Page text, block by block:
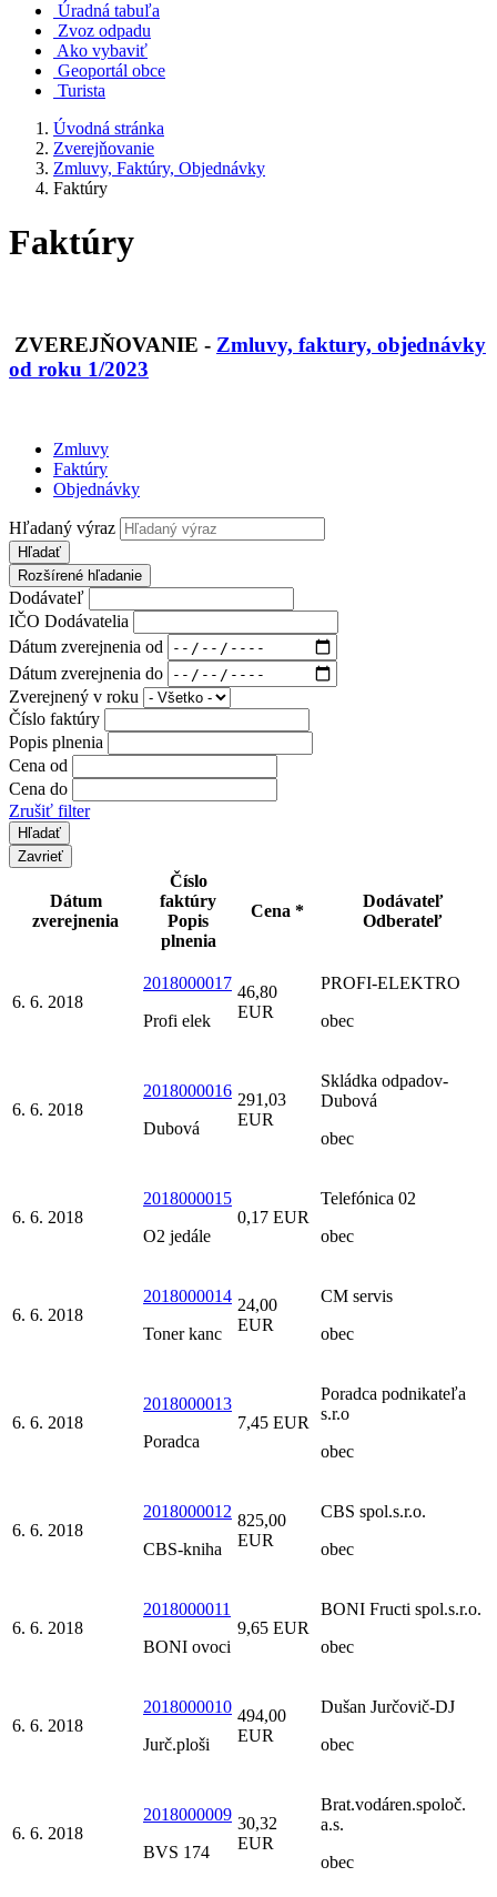
Úradná tabuľa
Zvoz odpadu
Ako vybaviť
Geoportál obce
Turista
Úvodná stránka
Zverejňovanie
Zmluvy, Faktúry, Objednávky
Faktúry
Faktúry
ZVEREJŇOVANIE - Zmluvy, faktury, objednávky
od roku 1/2023
Zmluvy
Faktúry
Objednávky
Hľadaný výraz
Hľadať
Rozšírené hľadanie
Dodávateľ
IČO Dodávatelia
Dátum zverejnenia od
Dátum zverejnenia do
Zverejnený v roku
Číslo faktúry
Popis plnenia
Cena od
Cena do
Zrušiť filter
Zavrieť
Dátum
zverejnenia
Číslo
faktúry
Popis
plnenia
Cena *
Dodávateľ
Odberateľ
6. 6. 2018
2018000017
Profi elek
46,80
EUR
PROFI-ELEKTRO
obec
6. 6. 2018
2018000016
Dubová
291,03
EUR
Skládka odpadov-
Dubová
obec
6. 6. 2018
2018000015
O2 jedále
0,17 EUR
Telefónica 02
obec
6. 6. 2018
2018000014
Toner kanc
24,00
EUR
CM servis
obec
6. 6. 2018
2018000013
Poradca
7,45 EUR
Poradca podnikateľa
s.r.o
obec
6. 6. 2018
2018000012
CBS-kniha
825,00
EUR
CBS spol.s.r.o.
obec
6. 6. 2018
2018000011
BONI ovoci
9,65 EUR
BONI Fructi spol.s.r.o.
obec
6. 6. 2018
2018000010
Jurč.ploši
494,00
EUR
Dušan Jurčovič-DJ
obec
6. 6. 2018
2018000009
BVS 174
30,32
EUR
Brat.vodáren.spoloč.
a.s.
obec